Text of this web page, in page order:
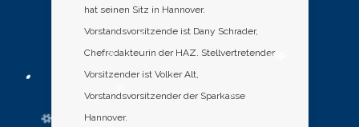
hat seinen Sitz in Hannover.
Vorstandsvorsitzende ist Dany Schrader,
Chefredakteurin der HAZ. Stellvertretender
Vorsitzender ist Volker Alt,
Vorstandsvorsitzender der Sparkasse
Hannover.